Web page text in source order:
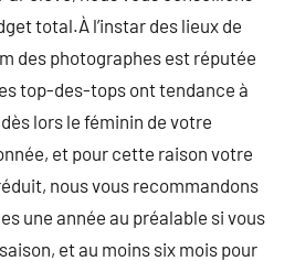
total.À l’instar des lieux de
des photographes est réputée
top-des-tops ont tendance à
lors le féminin de votre
et pour cette raison votre
nous vous recommandons
une année au préalable si vous
et au moins six mois pour